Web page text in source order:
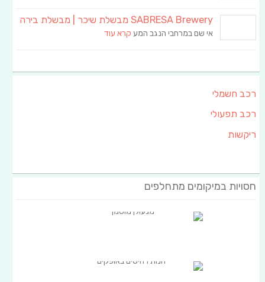
SABRESA Brewery מבשלת שיכר | מבשלת בירה
אי שם במרחבי הנגב המע קרא עוד
רכב חשמלי
רכב תפעולי
ריקשות
חסויות במיקומים מתחלפים